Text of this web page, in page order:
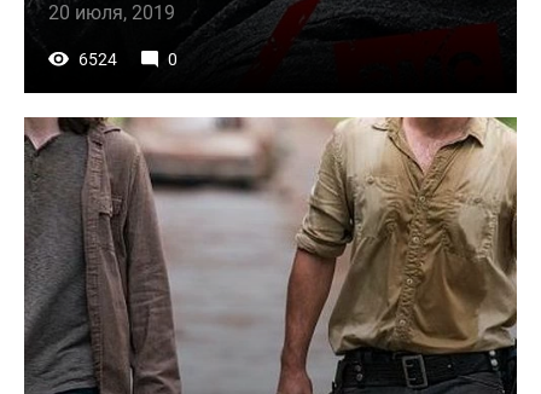
20 июля, 2019
6524 0